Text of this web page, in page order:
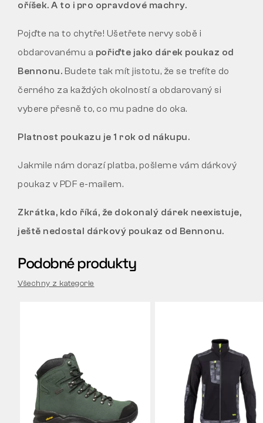
oříšek. A to i pro opravdové machry.
Pojďte na to chytře! Ušetřete nervy sobě i
obdarovanému a pořiďte jako dárek poukaz od
Bennonu. Budete tak mít jistotu, že se trefíte do
černého za každých okolností a obdarovaný si
vybere přesně to, co mu padne do oka.
Platnost poukazu je 1 rok od nákupu.
Jakmile nám dorazí platba, pošleme vám dárkový
poukaz v PDF e-mailem.
Zkrátka, kdo říká, že dokonalý dárek neexistuje,
ještě nedostal dárkový poukaz od Bennonu.
Podobné produkty
Všechny z kategorie